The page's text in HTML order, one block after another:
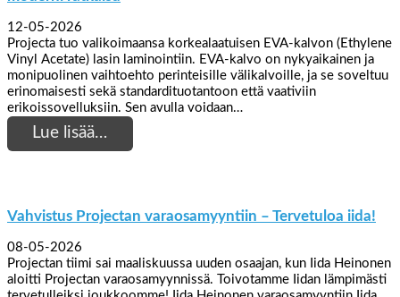
12-05-2026
Projecta tuo valikoimaansa korkealaatuisen EVA-kalvon (Ethylene
Vinyl Acetate) lasin laminointiin. EVA-kalvo on nykyaikainen ja
monipuolinen vaihtoehto perinteisille välikalvoille, ja se soveltuu
erinomaisesti sekä standardituotantoon että vaativiin
erikoissovelluksiin. Sen avulla voidaan…
Lue lisää…
Vahvistus Projectan varaosamyyntiin – Tervetuloa iida!
08-05-2026
Projectan tiimi sai maaliskuussa uuden osaajan, kun Iida Heinonen
aloitti Projectan varaosamyynnissä. Toivotamme Iidan lämpimästi